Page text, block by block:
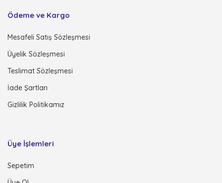
Ödeme ve Kargo
Mesafeli Satış Sözleşmesi
Üyelik Sözleşmesi
Teslimat Sözleşmesi
İade Şartları
Gizlilik Politikamız
Üye İşlemleri
Sepetim